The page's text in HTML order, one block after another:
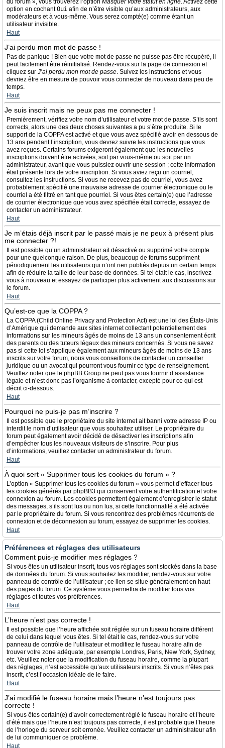
du forum », vous trouverez l’option Masquer votre statut en ligne. Activez cette
option en cochantOui afin de n’être visible qu’aux administrateurs, aux
modérateurs et à vous-même. Vous serez compté(e) comme étant un
utilisateur invisible.
Haut
J’ai perdu mon mot de passe !
Pas de panique ! Bien que votre mot de passe ne puisse pas être récupéré, il
peut facilement être réinitialisé. Rendez-vous sur la page de connexion et
cliquez sur J’ai perdu mon mot de passe. Suivez les instructions et vous
devriez être en mesure de pouvoir vous connecter de nouveau dans peu de
temps.
Haut
Je suis inscrit mais ne peux pas me connecter !
Premièrement, vérifiez votre nom d’utilisateur et votre mot de passe. S’ils sont
corrects, alors une des deux choses suivantes a pu s’être produite. Si le
support de la COPPA est activé et que vous avez spécifié avoir en dessous de
13 ans pendant l’inscription, vous devrez suivre les instructions que vous
avez reçues. Certains forums exigeront également que les nouvelles
inscriptions doivent être activées, soit par vous-même ou soit par un
administrateur, avant que vous puissiez ouvrir une session ; cette information
était présente lors de votre inscription. Si vous aviez reçu un courriel,
consultez les instructions. Si vous ne recevez pas de courriel, vous avez
probablement spécifié une mauvaise adresse de courrier électronique ou le
courriel a été filtré en tant que pourriel. Si vous êtes certain(e) que l’adresse
de courrier électronique que vous avez spécifiée était correcte, essayez de
contacter un administrateur.
Haut
Je m’étais déjà inscrit par le passé mais je ne peux à présent plus
me connecter ?!
Il est possible qu’un administrateur ait désactivé ou supprimé votre compte
pour une quelconque raison. De plus, beaucoup de forums suppriment
périodiquement les utilisateurs qui n’ont rien publiés depuis un certain temps
afin de réduire la taille de leur base de données. Si tel était le cas, inscrivez-
vous à nouveau et essayez de participer plus activement aux discussions sur
le forum.
Haut
Qu’est-ce que la COPPA ?
La COPPA (Child Online Privacy and Protection Act) est une loi des États-Unis
d’Amérique qui demande aux sites internet collectant potentiellement des
informations sur les mineurs âgés de moins de 13 ans un consentement écrit
des parents ou des tuteurs légaux des mineurs concernés. Si vous ne savez
pas si cette loi s’applique également aux mineurs âgés de moins de 13 ans
inscrits sur votre forum, nous vous conseillons de contacter un conseiller
juridique ou un avocat qui pourront vous fournir ce type de renseignement.
Veuillez noter que le phpBB Group ne peut pas vous fournir d’assistance
légale et n’est donc pas l’organisme à contacter, excepté pour ce qui est
décrit ci-dessous.
Haut
Pourquoi ne puis-je pas m’inscrire ?
Il est possible que le propriétaire du site internet ait banni votre adresse IP ou
interdit le nom d’utilisateur que vous souhaitez utiliser. Le propriétaire du
forum peut également avoir décidé de désactiver les inscriptions afin
d’empêcher tous les nouveaux visiteurs de s’inscrire. Pour plus
d’informations, veuillez contacter un administrateur du forum.
Haut
À quoi sert « Supprimer tous les cookies du forum » ?
L’option « Supprimer tous les cookies du forum » vous permet d’effacer tous
les cookies générés par phpBB3 qui conservent votre authentification et votre
connexion au forum. Les cookies permettent également d’enregistrer le statut
des messages, s’ils sont lus ou non lus, si cette fonctionnalité a été activée
par le propriétaire du forum. Si vous rencontrez des problèmes récurrents de
connexion et de déconnexion au forum, essayez de supprimer les cookies.
Haut
Préférences et réglages des utilisateurs
Comment puis-je modifier mes réglages ?
Si vous êtes un utilisateur inscrit, tous vos réglages sont stockés dans la base
de données du forum. Si vous souhaitez les modifier, rendez-vous sur votre
panneau de contrôle de l’utilisateur ; ce lien se situe généralement en haut
des pages du forum. Ce système vous permettra de modifier tous vos
réglages et toutes vos préférences.
Haut
L’heure n’est pas correcte !
Il est possible que l’heure affichée soit réglée sur un fuseau horaire différent
de celui dans lequel vous êtes. Si tel était le cas, rendez-vous sur votre
panneau de contrôle de l’utilisateur et modifiez le fuseau horaire afin de
trouver votre zone adéquate, par exemple Londres, Paris, New York, Sydney,
etc. Veuillez noter que la modification du fuseau horaire, comme la plupart
des réglages, n’est accessible qu’aux utilisateurs inscrits. Si vous n’êtes pas
inscrit, c’est l’occasion idéale de le faire.
Haut
J’ai modifié le fuseau horaire mais l’heure n’est toujours pas
correcte !
Si vous êtes certain(e) d’avoir correctement réglé le fuseau horaire et l’heure
d’été mais que l’heure n’est toujours pas correcte, il est probable que l’heure
de l’horloge du serveur soit erronée. Veuillez contacter un administrateur afin
de lui communiquer ce problème.
Haut